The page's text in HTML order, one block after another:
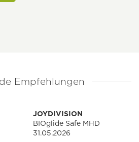
Empfehlungen
JOYDIVISION
BIOglide Safe MHD
31.05.2026